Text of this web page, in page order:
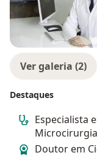
Ver galeria (2)
Destaques
Especialista
Microcirurgia
Doutor em